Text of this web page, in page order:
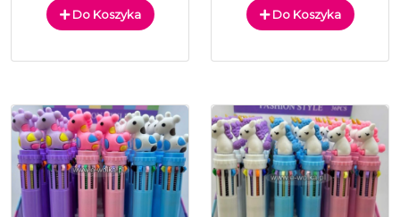
Do Koszyka Do Koszyka